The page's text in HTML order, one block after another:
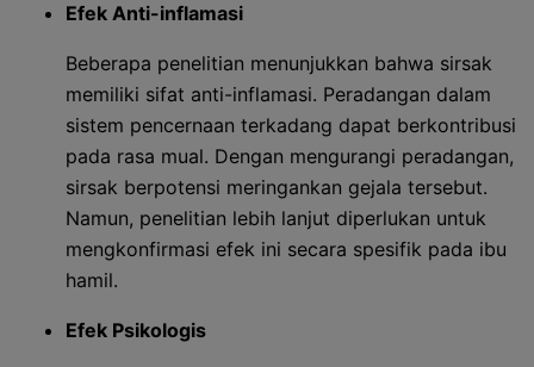
Efek Anti-inflamasi
Beberapa penelitian menunjukkan bahwa sirsak
memiliki sifat anti-inflamasi. Peradangan dalam
sistem pencernaan terkadang dapat berkontribusi
pada rasa mual. Dengan mengurangi peradangan,
sirsak berpotensi meringankan gejala tersebut.
Namun, penelitian lebih lanjut diperlukan untuk
mengkonfirmasi efek ini secara spesifik pada ibu
hamil.
Efek Psikologis